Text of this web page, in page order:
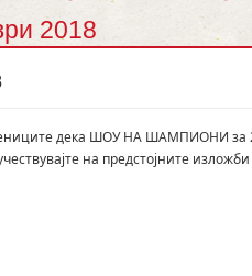
2018
дека ШОУ НА ШАМПИОНИ за
на предстојните